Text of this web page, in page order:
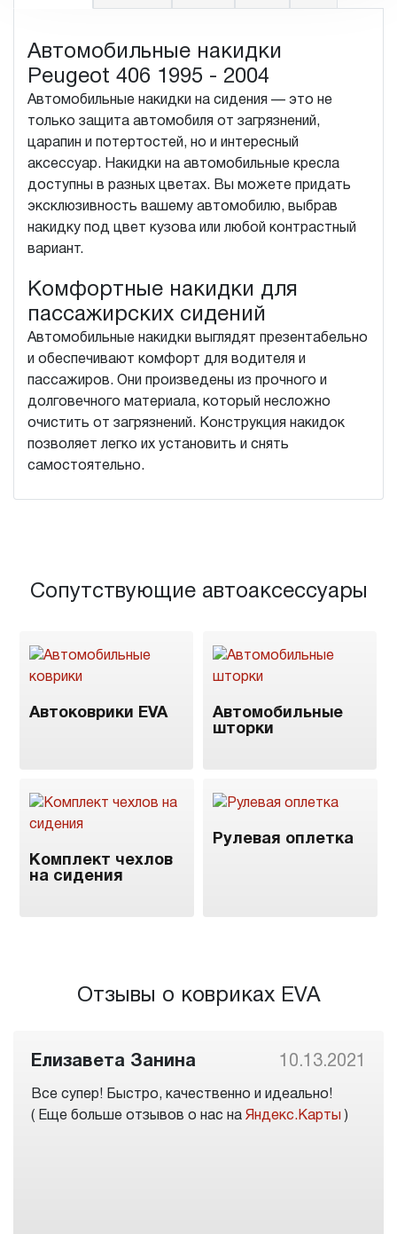
Автомобильные накидки
Peugeot 406 1995 - 2004
Автомобильные накидки на сидения — это не
только защита автомобиля от загрязнений,
царапин и потертостей, но и интересный
аксессуар. Накидки на автомобильные кресла
доступны в разных цветах. Вы можете придать
эксклюзивность вашему автомобилю, выбрав
накидку под цвет кузова или любой контрастный
вариант.
Комфортные накидки для
пассажирских сидений
Автомобильные накидки выглядят презентабельно
и обеспечивают комфорт для водителя и
пассажиров. Они произведены из прочного и
долговечного материала, который несложно
очистить от загрязнений. Конструкция накидок
позволяет легко их установить и снять
самостоятельно.
Сопутствующие автоаксессуары
Автоковрики EVA
Автомобильные
шторки
Комплект чехлов
на сидения
Рулевая оплетка
Отзывы о ковриках EVA
Елизавета Занина 10.13.2021
Все супер! Быстро, качественно и идеально!
( Еще больше отзывов о нас на Яндекс.Карты )